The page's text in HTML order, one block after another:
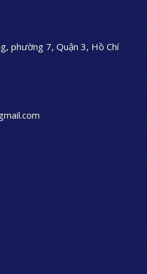
phường 7, Quận 3, Hồ Chí